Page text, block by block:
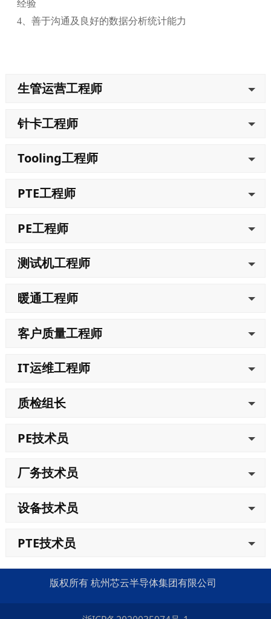
经验
4、善于沟通及良好的数据分析统计能力
生管运营工程师
针卡工程师
Tooling工程师
PTE工程师
PE工程师
测试机工程师
暖通工程师
客户质量工程师
IT运维工程师
质检组长
PE技术员
厂务技术员
设备技术员
PTE技术员
版权所有 杭州芯云半导体集团有限公司